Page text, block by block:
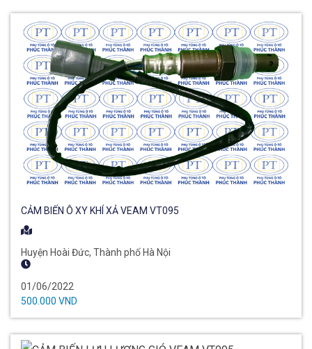
CẢM BIẾN Ô XY KHÍ XẢ VEAM VT095
Huyện Hoài Đức, Thành phố Hà Nội
01/06/2022
500.000 VND